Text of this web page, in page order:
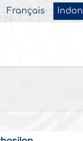
Français